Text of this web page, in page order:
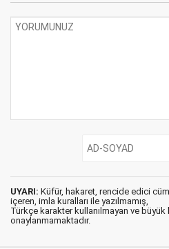
UYARI: Küfür, hakaret, rencide edici
içeren, imla kuralları ile yazılmamış,
Türkçe karakter kullanılmayan ve büyük
onaylanmamaktadır.